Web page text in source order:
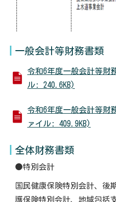
一般会計等財務書類
令和6年度一般会計等財
ル: 240.6KB)
令和6年度一般会計等財
ァイル: 409.9KB)
全体財務書類
●特別会計
国民健康保険特別会計、後
護保険特別会計、地域包括